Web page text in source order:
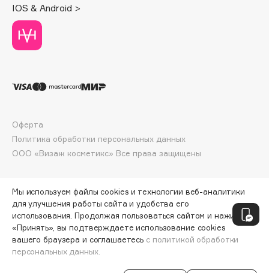
Deonica
Dessange
Dior
DP Daily Perfection
Dr. Vranjes Firenze
Dr.Jart+
DSD de Luxe
Dyson
СООБЩИТЬ О ПОСТУПЛЕНИИ
IOS & Android >
ООО «Визаж косметикс» Все права защищены
Оферта
Политика обработки персональных данных
Мы используем файлы cookies и технологии веб-аналитики
для улучшения работы сайта и удобства его
использования. Продолжая пользоваться сайтом и нажимая
«Принять», вы подтверждаете использование cookies
вашего браузера и соглашаетесь с политикой обработки
персональных данных.